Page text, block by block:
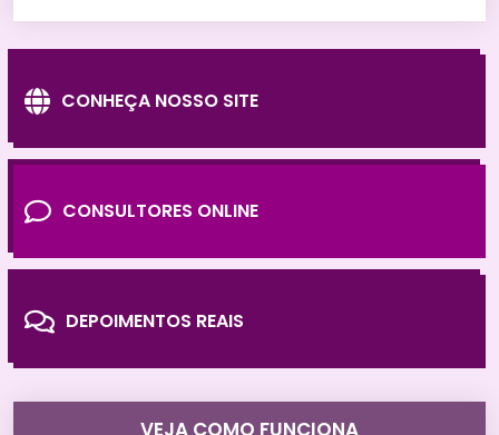
CONHEÇA NOSSO SITE
CONSULTORES ONLINE
DEPOIMENTOS REAIS
VEJA COMO FUNCIONA